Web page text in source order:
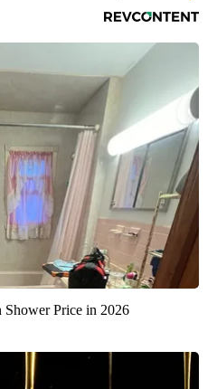
Shower Price in 2026